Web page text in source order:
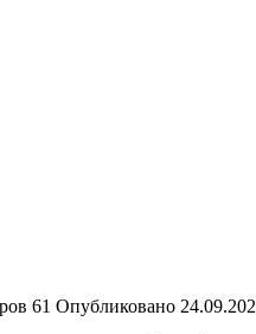
61 Опубликовано